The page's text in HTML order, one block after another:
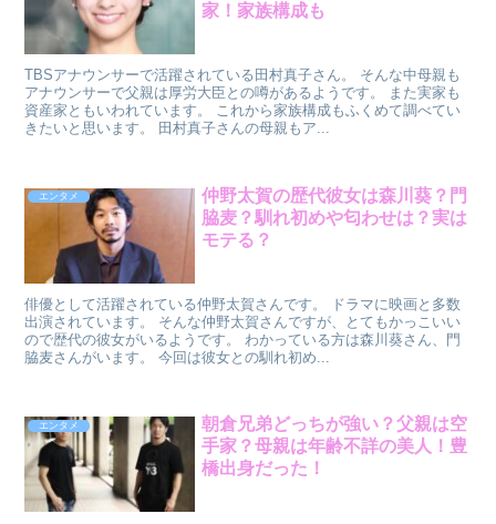
家！家族構成も
TBSアナウンサーで活躍されている田村真子さん。 そんな中母親も
アナウンサーで父親は厚労大臣との噂があるようです。 また実家も
資産家ともいわれています。 これから家族構成もふくめて調べてい
きたいと思います。 田村真子さんの母親もア...
エンタメ
仲野太賀の歴代彼女は森川葵？門
脇麦？馴れ初めや匂わせは？実は
モテる？
俳優として活躍されている仲野太賀さんです。 ドラマに映画と多数
出演されています。 そんな仲野太賀さんですが、とてもかっこいい
ので歴代の彼女がいるようです。 わかっている方は森川葵さん、門
脇麦さんがいます。 今回は彼女との馴れ初め...
エンタメ
朝倉兄弟どっちが強い？父親は空
手家？母親は年齢不詳の美人！豊
橋出身だった！